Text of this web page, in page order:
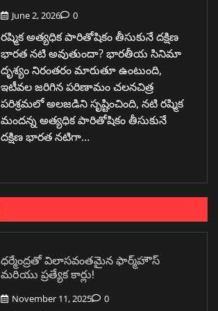
June 2, 2026 0
రష్మిక అత్యధిక పారితోషికం తీసుకునే దక్షిణ
భారత నటి అవుతుందా? భారతీయ సినిమా
దృశ్యం నిరంతరం మారుతూ ఉంటుంది,
ఇటీవల జరిగిన పరిణామం చలనచిత్ర
పరిశ్రమలో అలజడిని సృష్టించింది, నటి రష్మిక
మందన్న అత్యధిక పారితోషికం తీసుకునే
దక్షిణ భారత నటిగా…
ధర్మేంద్రతో విలాసవంతమైన ఫార్మ్‌హౌస్
మరియు ప్రత్యేక కార్లు!
November 11, 2025 0